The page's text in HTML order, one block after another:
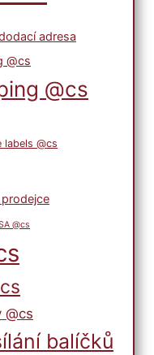
adresa
@cs
@cs
labels @cs
@cs
@cs
balíčků